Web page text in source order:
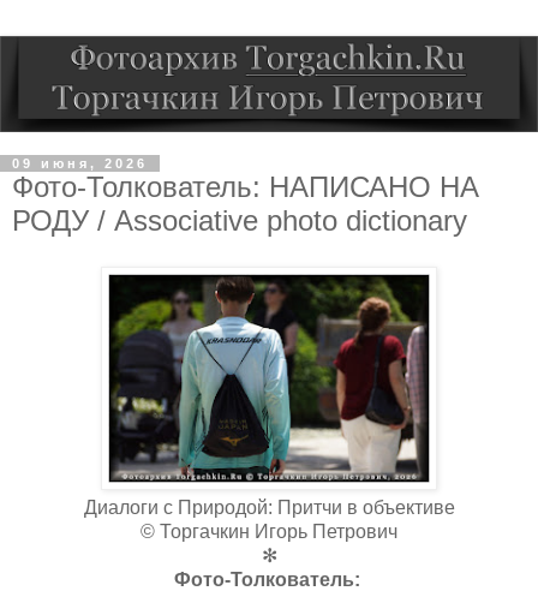
09 июня, 2026
Фото-Толкователь: НАПИСАНО НА
РОДУ / Associative photo dictionary
Диалоги с Природой: Притчи в объективе
© Торгачкин Игорь Петрович
✻
Фото-Толкователь: